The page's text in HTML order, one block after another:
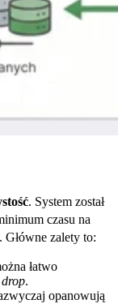
. System został
czasu na
Główne zalety to:
łatwo
.
opanowują